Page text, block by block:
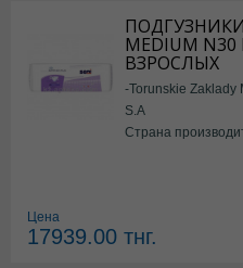
ПОДГУЗНИКИ
MEDIUM
ВЗРОСЛЫХ
-Torunskie Zaklady
S.A
Страна
Цена
17939.00 тнг.